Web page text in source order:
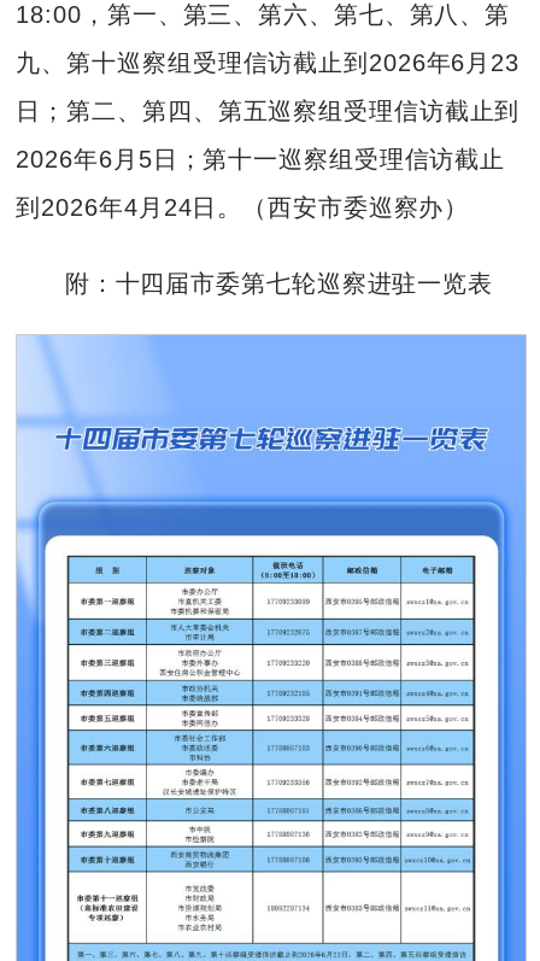
18:00，第一、第三、第六、第七、第八、第
九、第十巡察组受理信访截止到2026年6月23
日；第二、第四、第五巡察组受理信访截止到
2026年6月5日；第十一巡察组受理信访截止
到2026年4月24日。（西安市委巡察办）
附：十四届市委第七轮巡察进驻一览表